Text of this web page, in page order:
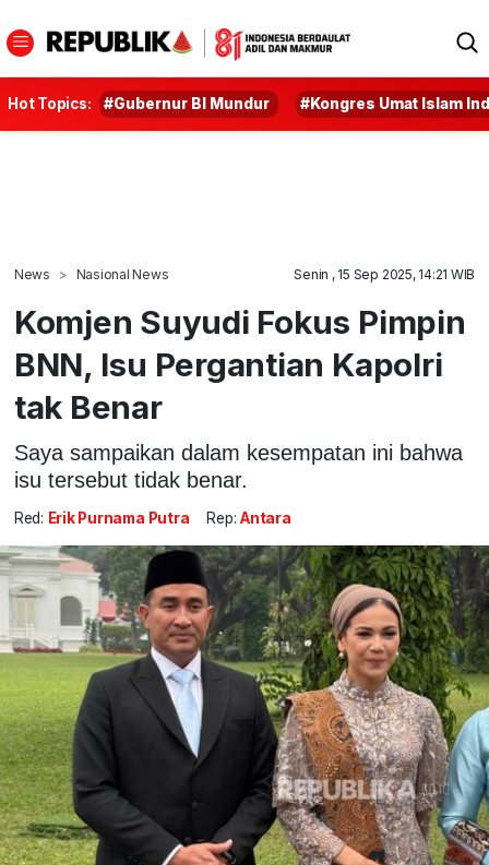
Hot Topics: #Gubernur BI Mundur #Kongres Umat Islam
News Nasional News Senin , 15 Sep 2025, 14:21 WIB
Komjen Suyudi Fokus Pimpin
BNN, Isu Pergantian Kapolri
tak Benar
Saya sampaikan dalam kesempatan ini bahwa
isu tersebut tidak benar.
Red: Erik Purnama Putra Rep: Antara